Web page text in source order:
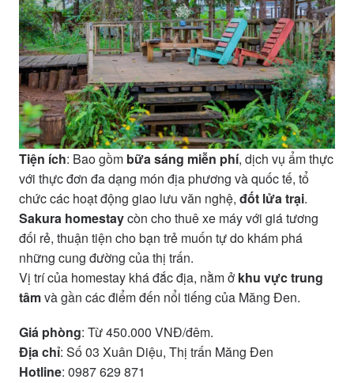
Tiện ích: Bao gồm bữa sáng miễn phí, dịch vụ ẩm thực
với thực đơn đa dạng món địa phương và quốc tế, tổ
chức các hoạt động giao lưu văn nghệ, đốt lửa trại.
Sakura homestaycòn cho thuê xe máy với giá tương
đối rẻ, thuận tiện cho bạn trẻ muốn tự do khám phá
những cung đường của thị trấn.
Vị trí của homestay khá đắc địa, nằm ở khu vực trung
tâmvà gần các điểm đến nổi tiếng của Măng Đen.
Giá phòng: Từ 450.000 VNĐ/đêm.
Địa chỉ: Số 03 Xuân Diệu, Thị trấn Măng Đen
Hotline: 0987 629 871